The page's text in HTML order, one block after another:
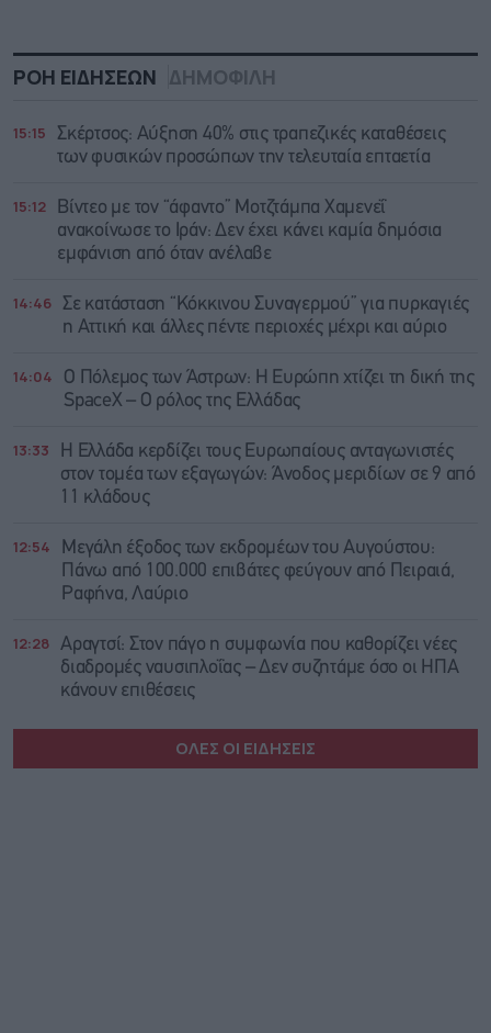
ΡΟΗ ΕΙΔΗΣΕΩΝ ΔΗΜΟΦΙΛΗ
15:15
Σκέρτσος: Αύξηση 40% στις τραπεζικές καταθέσεις
των φυσικών προσώπων την τελευταία επταετία
15:12
Βίντεο με τον “άφαντο” Μοτζτάμπα Χαμενεΐ
ανακοίνωσε το Ιράν: Δεν έχει κάνει καμία δημόσια
εμφάνιση από όταν ανέλαβε
14:46
Σε κατάσταση “Κόκκινου Συναγερμού” για πυρκαγιές
η Αττική και άλλες πέντε περιοχές μέχρι και αύριο
14:04
Ο Πόλεμος των Άστρων: Η Ευρώπη χτίζει τη δική της
SpaceX – Ο ρόλος της Ελλάδας
13:33
Η Ελλάδα κερδίζει τους Ευρωπαίους ανταγωνιστές
στον τομέα των εξαγωγών: Άνοδος μεριδίων σε 9 από
11 κλάδους
12:54
Μεγάλη έξοδος των εκδρομέων του Αυγούστου:
Πάνω από 100.000 επιβάτες φεύγουν από Πειραιά,
Ραφήνα, Λαύριο
12:28 Αραγτσί: Στον πάγο η συμφωνία που καθορίζει νέες
διαδρομές ναυσιπλοΐας – Δεν συζητάμε όσο οι ΗΠΑ
κάνουν επιθέσεις
ΟΛΕΣ ΟΙ ΕΙΔΗΣΕΙΣ